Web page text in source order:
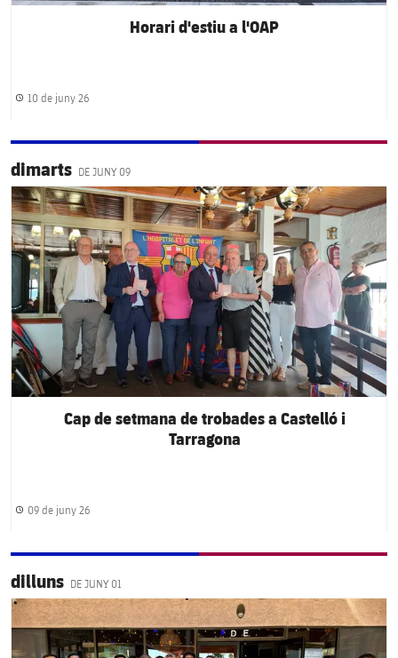
Horari d'estiu a l'OAP
Data de publicació
10 de juny 26
dimarts DE JUNY 09
FC Barcelona club badge
Cap de setmana de trobades a Castelló i
Tarragona
Data de publicació
09 de juny 26
dilluns DE JUNY 01
FC Barcelona club badge